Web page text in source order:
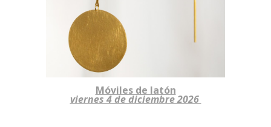
Móviles de latón
viernes 4 de diciembre 2026